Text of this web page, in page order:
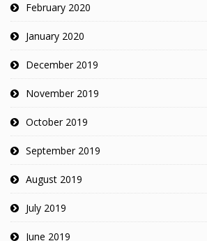
February 2020
January 2020
December 2019
November 2019
October 2019
September 2019
August 2019
July 2019
June 2019